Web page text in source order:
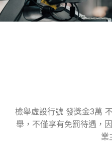
檢舉虛設行號 發獎金3萬
舉，不僅享有免罰待遇，
業